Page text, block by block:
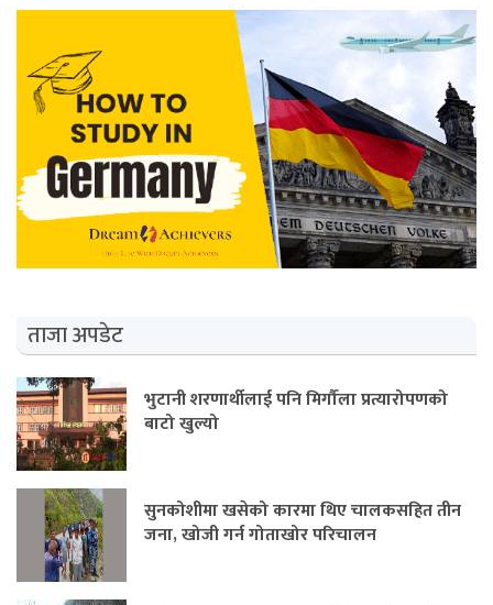
ताजा अपडेट
भुटानी शरणार्थीलाई पनि मिर्गौला प्रत्यारोपणको
बाटो खुल्यो
सुनकोशीमा खसेको कारमा थिए चालकसहित तीन
जना, खोजी गर्न गोताखोर परिचालन